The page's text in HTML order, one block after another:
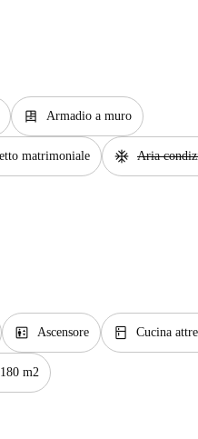
dresser Armadio a muro
matrimoniale ac_unit Aria
elevator Ascensore kitchen Cucina
180 m2